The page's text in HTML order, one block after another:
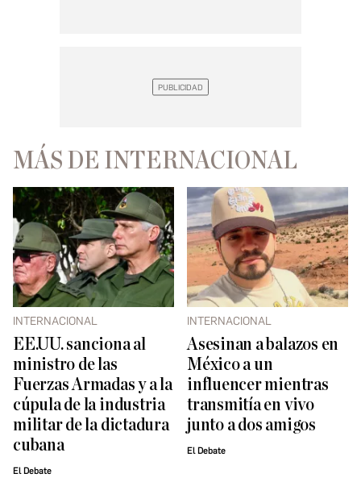
MÁS DE INTERNACIONAL
INTERNACIONAL
EE.UU. sanciona al
ministro de las
Fuerzas Armadas y a la
cúpula de la industria
militar de la dictadura
cubana
El Debate
INTERNACIONAL
Asesinan a balazos en
México a un
influencer mientras
transmitía en vivo
junto a dos amigos
El Debate